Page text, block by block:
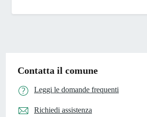
Contatta il comune
Leggi le domande frequenti
Richiedi assistenza